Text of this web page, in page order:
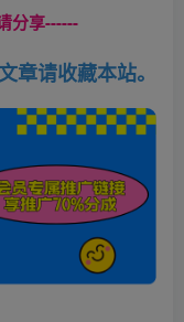
分享------
章请收藏本站。